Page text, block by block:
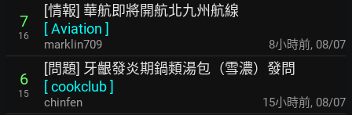
7
16
[情報] 華航即將開航北九州航線
[Aviation ]
marklin709 8小時前, 08/07
6
15
[問題] 牙齦發炎期鍋類湯包（雪濃）發問
[cookclub]
chinfen 15小時前, 08/07